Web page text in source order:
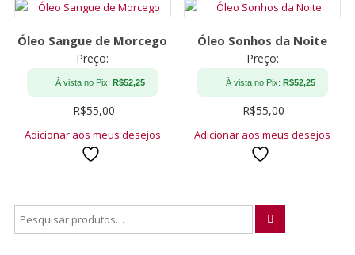
Óleo Sangue de Morcego
Preço:
À vista no Pix: R$52,25
R$55,00
Adicionar aos meus desejos
Óleo Sonhos da Noite
Preço:
À vista no Pix: R$52,25
R$55,00
Adicionar aos meus desejos